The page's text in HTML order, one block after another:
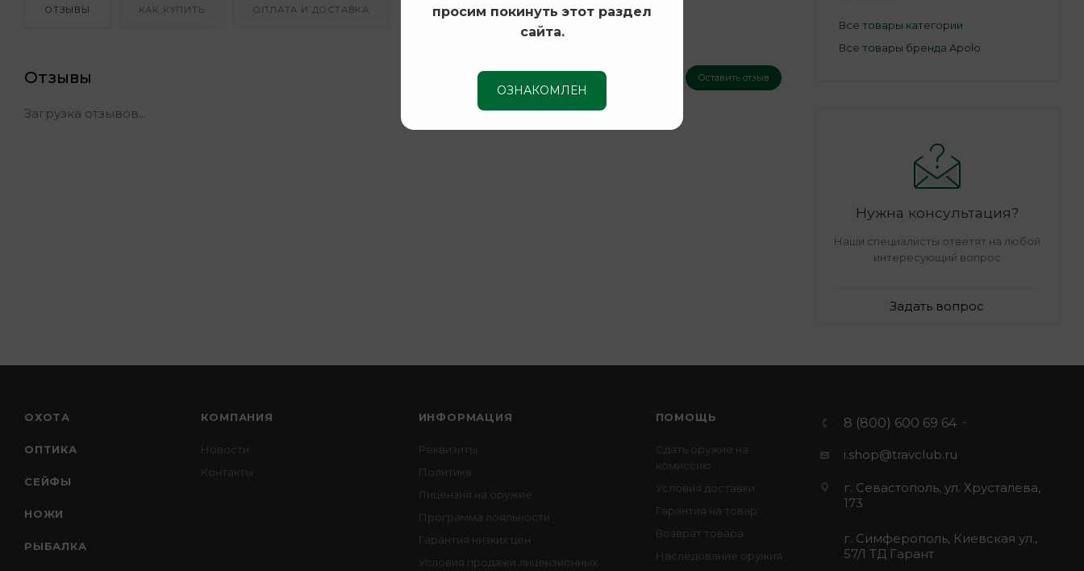
ОТЗЫВЫ КАК КУПИТЬ ОПЛАТА И ДОСТАВКА
Отзывы Нет оценок Оставить отзыв
Загрузка отзывов...
Все товары категории
Все товары бренда Apolo
Нужна консультация?
Наши специалисты ответят на любой
интересующий вопрос
Задать вопрос
ОХОТА
ОПТИКА
СЕЙФЫ
НОЖИ
РЫБАЛКА
КОМПАНИЯ
Новости
Контакты
ИНФОРМАЦИЯ
Реквизиты
Политика
Лицензия на оружие
Программа лояльности
Гарантия низких цен
Условия продажи лицензионных
ПОМОЩЬ
Сдать оружие на
комиссию
Условия доставки
Гарантия на товар
Возврат товара
Наследование оружия
8 (800) 600 69 64
i.shop@travclub.ru
г. Севастополь, ул. Хрусталева,
173
г. Симферополь, Киевская ул.,
57/1 ТД Гарант
просим покинуть этот раздел
сайта.
ОЗНАКОМЛЕН